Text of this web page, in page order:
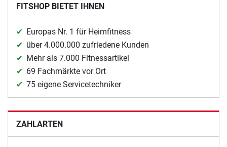
FITSHOP BIETET IHNEN
Europas Nr. 1 für Heimfitness
über 4.000.000 zufriedene Kunden
Mehr als 7.000 Fitnessartikel
69 Fachmärkte vor Ort
75 eigene Servicetechniker
ZAHLARTEN